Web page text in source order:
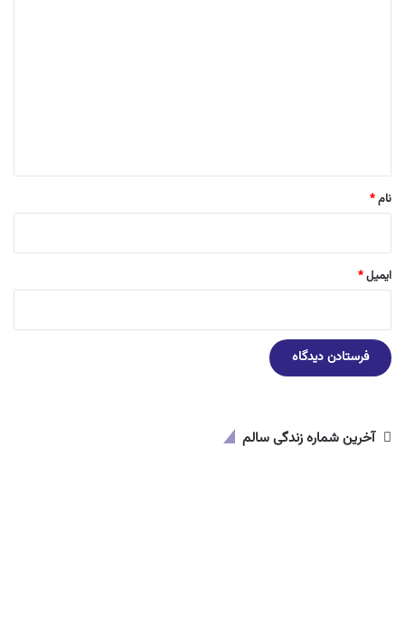
نام*
ایمیل*
آخرین شماره زندگی سالم